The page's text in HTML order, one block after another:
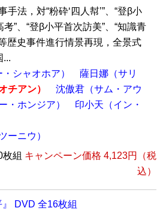
手法，対“粉砕‘四人幇’”、“登β小
”、“登β小平首次訪美”、“知識青
歴史事件進行情景再現，全景式
...
シャオホア）
薩日娜（サリ
チアン）
沈傲君（サム・アウ
・ホンジア）
印小天（イン・
ーニウ）
組 キャンペーン価格 4,123円（税
込）
』 DVD 全16枚組